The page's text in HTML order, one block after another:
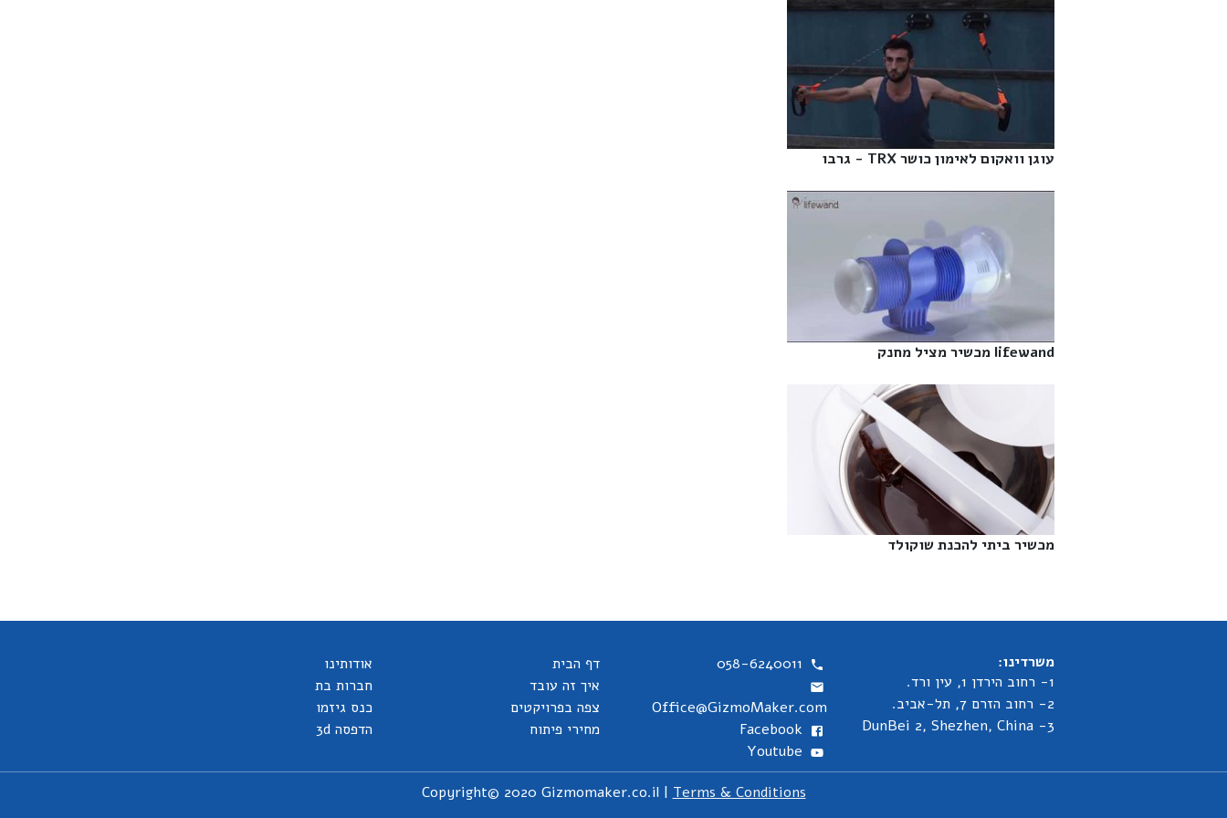
עוגן וואקום לאימון כושר TRX - גרבו‎
lifewand מכשיר מציל מחנק‎
מכשיר ביתי להכנת שוקולד‎
משרדינו:
1- רחוב הירדן 1, עין ורד.
2- רחוב הזרם 7, תל-אביב.
3- DunBei 2, Shezhen, China
058-6240011
Office@GizmoMaker.com
Facebook
Youtube
דף הבית
איך זה עובד
צפה בפרויקטים
מחירי פיתוח
אודותינו
חברות בת
כנס גיזמו
הדפסה 3d
Copyright© 2020 Gizmomaker.co.il | Terms & Conditions